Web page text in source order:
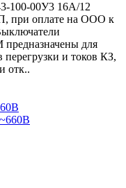
100-00У3 16А/12
при оплате на ООО к
для
перегрузки и токов КЗ,
отк..